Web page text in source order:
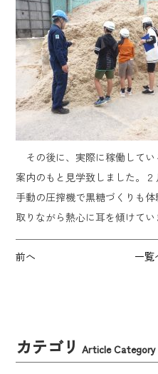
その後に、実際に稼働して
案内のもと見学致しました。２
手動の圧搾機で黒糖づくりも
取りながら熱心に耳を傾けてい
前へ 一覧
カテゴリ Article Category